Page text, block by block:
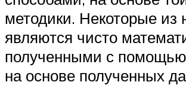
методики. Некоторые из
являются чисто
полученными с помощью
на основе полученных